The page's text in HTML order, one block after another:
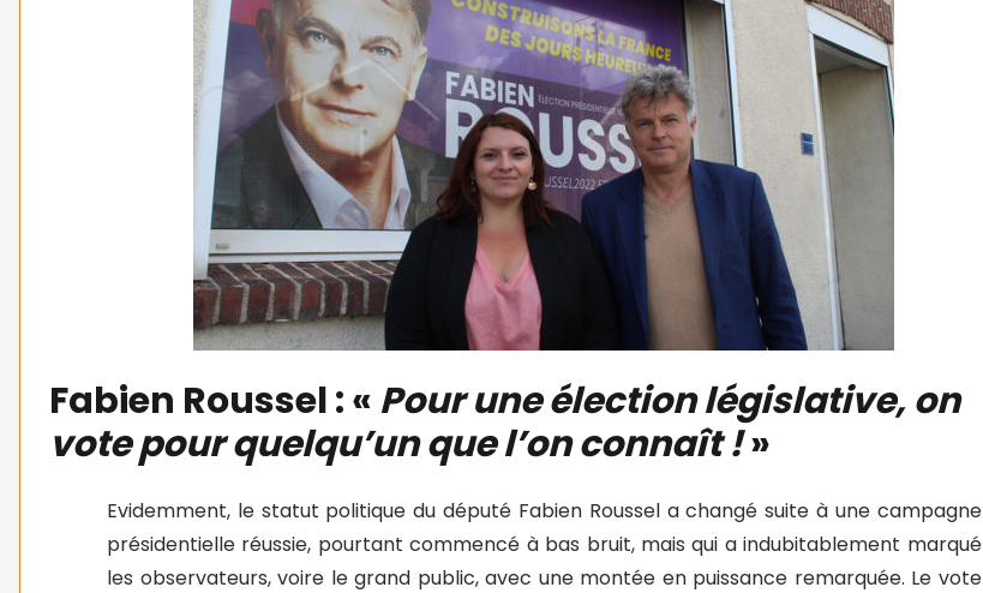
Fabien Roussel : « Pour une élection législative, on
vote pour quelqu’un que l’on connaît !»
Evidemment, le statut politique du député Fabien Roussel a changé suite à une campagne
présidentielle réussie, pourtant commencé à bas bruit, mais qui a indubitablement marqué
les observateurs, voire le grand public, avec une montée en puissance remarquée. Le vote